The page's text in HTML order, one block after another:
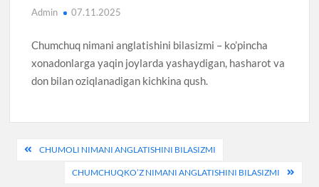
Admin 07.11.2025
Chumchuq nimani anglatishini bilasizmi – ko’pincha
xonadonlarga yaqin joylarda yashaydigan, hasharot va
don bilan oziqlanadigan kichkina qush.
Post
menyusi
CHUMOLI NIMANI ANGLATISHINI BILASIZMI
CHUMCHUQKO’Z NIMANI ANGLATISHINI BILASIZMI